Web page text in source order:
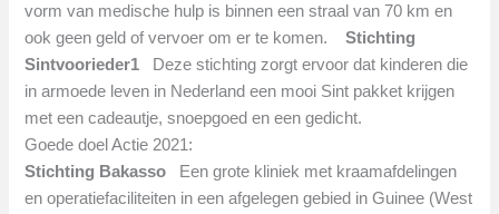
vorm van medische hulp is binnen een straal van 70 km en
ook geen geld of vervoer om er te komen.
Stichting
Sintvoorieder1
Deze stichting zorgt ervoor dat kinderen die
in armoede leven in Nederland een mooi Sint pakket krijgen
met een cadeautje, snoepgoed en een gedicht.
Goede doel Actie 2021:
Stichting Bakasso
Een grote kliniek met kraamafdelingen
en operatiefaciliteiten in een afgelegen gebied in Guinee (West